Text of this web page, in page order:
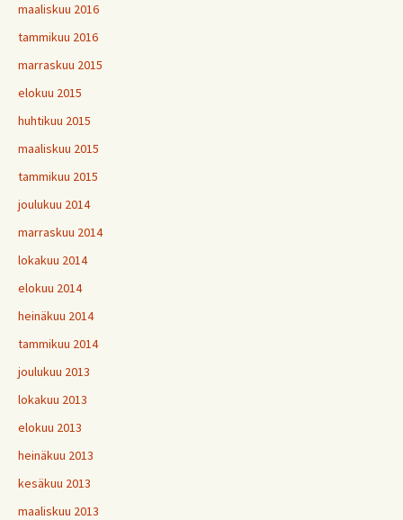
maaliskuu 2016
tammikuu 2016
marraskuu 2015
elokuu 2015
huhtikuu 2015
maaliskuu 2015
tammikuu 2015
joulukuu 2014
marraskuu 2014
lokakuu 2014
elokuu 2014
heinäkuu 2014
tammikuu 2014
joulukuu 2013
lokakuu 2013
elokuu 2013
heinäkuu 2013
kesäkuu 2013
maaliskuu 2013